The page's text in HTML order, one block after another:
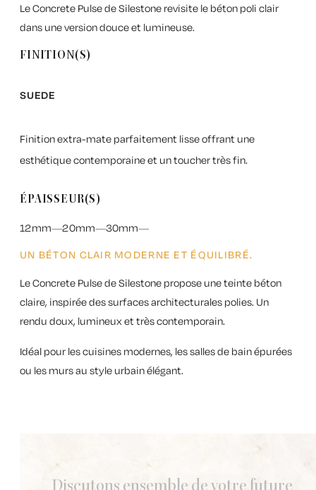
Le Concrete Pulse de Silestone revisite le béton poli clair
dans une version douce et lumineuse.
FINITION(S)
SUEDE
Finition extra-mate parfaitement lisse offrant une
esthétique contemporaine et un toucher très fin.
ÉPAISSEUR(S)
12mm 20mm 30mm
UN BÉTON CLAIR MODERNE ET ÉQUILIBRÉ.
LeConcrete Pulse de Silestone propose une teinte béton
claire, inspirée des surfaces architecturales polies. Un
rendu doux, lumineux et très contemporain.
Idéal pour les cuisines modernes, les salles de bain épurées
ou les murs au style urbain élégant.